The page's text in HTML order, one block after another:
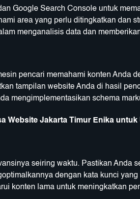
Google Search Console untuk
area yang perlu ditingkatkan dan
menganalisis data dan
pencari memahami konten Anda
tampilan website Anda di hasil
mengimplementasikan schema
Website Jakarta Timur Enika untuk
seiring waktu. Pastikan Anda
dengan kata kunci
konten lama untuk meningkatkan